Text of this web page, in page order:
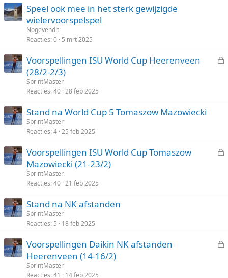
Speel ook mee in het sterk gewijzigde
wielervoorspelspel
Nogevendit
Reacties 0 5 mrt 2025
o
Voorspellingen ISU World Cup Heerenveen
(28/2-2/3)
SprintMaster
Reacties 40 28 feb 2025
Stand na World Cup 5 Tomaszow Mazowiecki
SprintMaster
Reacties 4 25 feb 2025
o
Voorspellingen ISU World Cup Tomaszow
Mazowiecki (21-23/2)
SprintMaster
Reacties 40 21 feb 2025
Stand na NK afstanden
SprintMaster
Reacties 5 18 feb 2025
Voorspellingen Daikin NK afstanden
Heerenveen (14-16/2)
SprintMaster
Reacties 41 14 feb 2025